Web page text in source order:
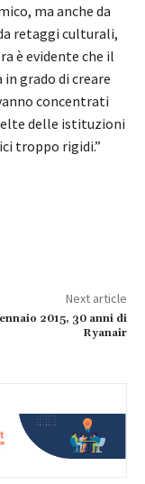
ma anche da
retaggi culturali,
è evidente che il
grado di creare
concentrati
delle istituzioni
troppo rigidi.”
Next article
2015, 30 anni di
Ryanair